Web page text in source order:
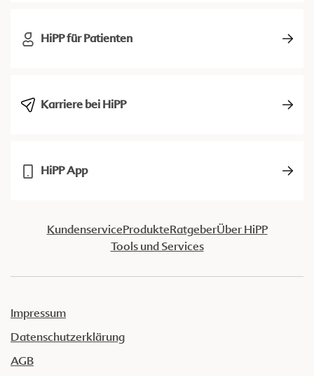
HiPP für Patienten
Karriere bei HiPP
HiPP App
KundenserviceProdukteRatgeberÜber HiPP
Tools und Services
Impressum
Datenschutzerklärung
AGB